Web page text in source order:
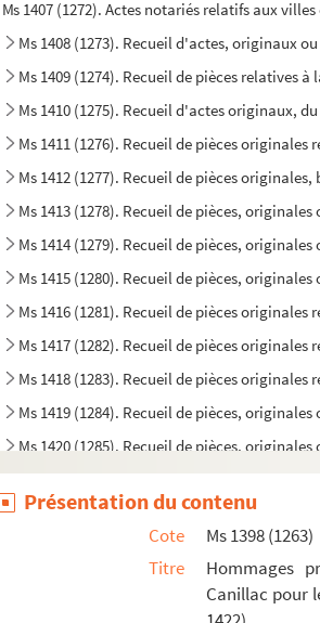
Ms 1407 (1272). Actes notariés relatifs aux
Ms 1408 (1273). Recueil d'actes, originaux
Ms 1409 (1274). Recueil de pièces relatives
Ms 1410 (1275). Recueil d'actes originaux,
Ms 1411 (1276). Recueil de pièces
Ms 1412 (1277). Recueil de pièces
Ms 1413 (1278). Recueil de pièces,
Ms 1414 (1279). Recueil de pièces,
Ms 1415 (1280). Recueil de pièces,
Ms 1416 (1281). Recueil de pièces
Ms 1417 (1282). Recueil de pièces
Ms 1418 (1283). Recueil de pièces
Ms 1419 (1284). Recueil de pièces,
Ms 1420 (1285). Recueil de pièces,
Ms 1421 (1286). Recueil d'actes notariés et
Ms 1422 (1287). Recueil de correspondances,
Ms 1423 (1288). Recueil des pièces
Ms 1424 (1289). Recueil de pièces
Ms 1425 (1290). Recueil de pièces
Présentation du contenu
Cote
Ms 1398 (1263)
Titre
Hommages
Canillac pour